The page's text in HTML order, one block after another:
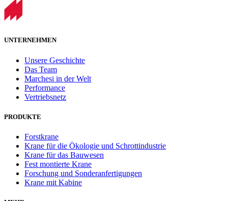
UNTERNEHMEN
Unsere Geschichte
Das Team
Marchesi in der Welt
Performance
Vertriebsnetz
PRODUKTE
Forstkrane
Krane für die Ökologie und Schrottindustrie
Krane für das Bauwesen
Fest montierte Krane
Forschung und Sonderanfertigungen
Krane mit Kabine